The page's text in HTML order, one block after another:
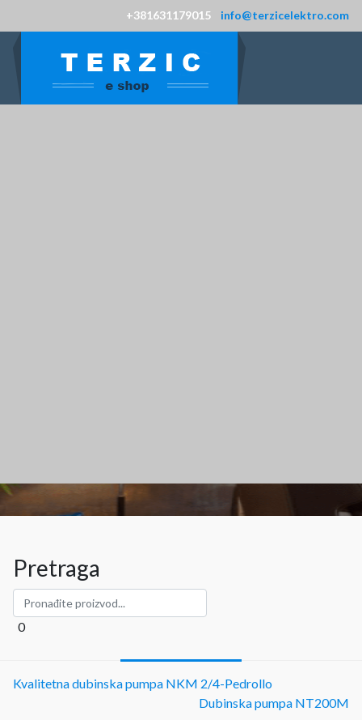
+381631179015 info@terzicelektro.com
Pretraga
0
Kvalitetna dubinska pumpa NKM 2/4-Pedrollo
Dubinska pumpa NT200M